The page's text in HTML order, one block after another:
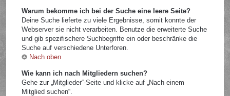
Warum bekomme ich bei der Suche eine leere Seite?
Deine Suche lieferte zu viele Ergebnisse, somit konnte der
Webserver sie nicht verarbeiten. Benutze die erweiterte Suche
und gib spezifischere Suchbegriffe ein oder beschränke die
Suche auf verschiedene Unterforen.
Nach oben
Wie kann ich nach Mitgliedern suchen?
Gehe zur „Mitglieder“-Seite und klicke auf „Nach einem
Mitglied suchen“.